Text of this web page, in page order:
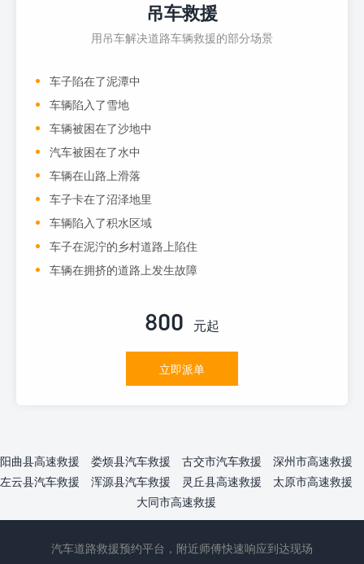
吊车救援
用吊车解决道路车辆救援的部分场景
车子陷在了泥潭中
车辆陷入了雪地
车辆被困在了沙地中
汽车被困在了水中
车辆在山路上滑落
车子卡在了沼泽地里
车辆陷入了积水区域
车子在泥泞的乡村道路上陷住
车辆在拥挤的道路上发生故障
800 元起
立即派单
阳曲县高速救援 娄烦县汽车救援 古交市汽车救援
深州市高速救援
左云县汽车救援
浑源县汽车救援 灵丘县高速救援
太原市高速救援
大同市高速救援
汽车道路救援预约平台，附近师傅快速响应到达现场